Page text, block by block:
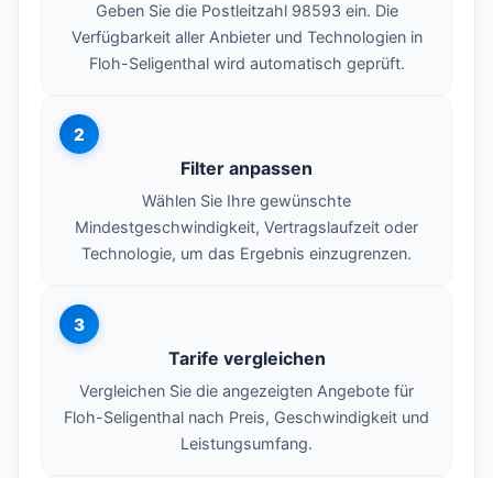
Geben Sie die Postleitzahl 98593 ein. Die
Verfügbarkeit aller Anbieter und Technologien in
Floh-Seligenthal wird automatisch geprüft.
2
Filter anpassen
Wählen Sie Ihre gewünschte
Mindestgeschwindigkeit, Vertragslaufzeit oder
Technologie, um das Ergebnis einzugrenzen.
3
Tarife vergleichen
Vergleichen Sie die angezeigten Angebote für
Floh-Seligenthal nach Preis, Geschwindigkeit und
Leistungsumfang.